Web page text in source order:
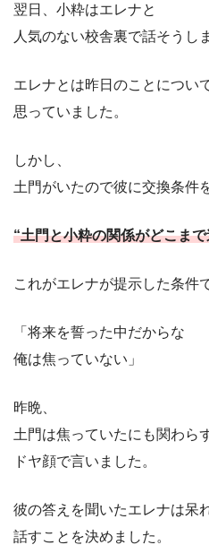
翌日、小粋はエレナと
人気のない校舎裏で話そうし
エレナとは昨日のことについ
思っていました。
しかし、
土門がいたので彼に交換条件
“土門と小粋の関係がどこま
これがエレナが提示した条件
「将来を誓った中だからな
俺は焦っていない」
昨晩、
土門は焦っていたにも関わら
ドヤ顔で言いました。
彼の答えを聞いたエレナは呆
話すことを決めました。